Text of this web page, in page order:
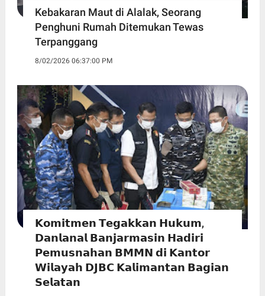
Kebakaran Maut di Alalak, Seorang
Penghuni Rumah Ditemukan Tewas
Terpanggang
8/02/2026 06:37:00 PM
𝗞𝗼𝗺𝗶𝘁𝗺𝗲𝗻 𝗧𝗲𝗴𝗮𝗸𝗸𝗮𝗻 𝗛𝘂𝗸𝘂𝗺,
𝗗𝗮𝗻𝗹𝗮𝗻𝗮𝗹 𝗕𝗮𝗻𝗷𝗮𝗿𝗺𝗮𝘀𝗶𝗻 𝗛𝗮𝗱𝗶𝗿𝗶
𝗣𝗲𝗺𝘂𝘀𝗻𝗮𝗵𝗮𝗻 𝗕𝗠𝗠𝗡 𝗱𝗶 𝗞𝗮𝗻𝘁𝗼𝗿
𝗪𝗶𝗹𝗮𝘆𝗮𝗵 𝗗𝗝𝗕𝗖 𝗞𝗮𝗹𝗶𝗺𝗮𝗻𝘁𝗮𝗻 𝗕𝗮𝗴𝗶𝗮𝗻
𝗦𝗲𝗹𝗮𝘁𝗮𝗻